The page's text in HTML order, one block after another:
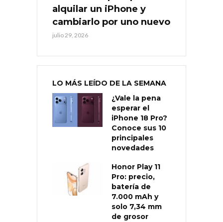
alquilar un iPhone y
cambiarlo por uno nuevo
julio 29, 2026
LO MÁS LEÍDO DE LA SEMANA
¿Vale la pena
esperar el
iPhone 18 Pro?
Conoce sus 10
principales
novedades
Honor Play 11
Pro: precio,
batería de
7.000 mAh y
solo 7,34 mm
de grosor